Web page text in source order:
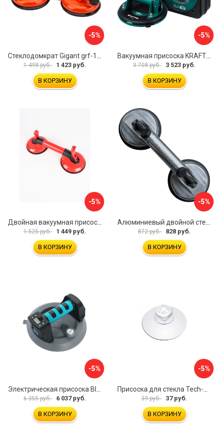
-5%
1 498 руб. 1 423 руб.
В КОРЗИНУ
-5%
3 708 руб. 3 523 руб.
В КОРЗИНУ
-5%
Двойная вакуумная присоска ARMA P620
1 525 руб. 1 449 руб.
В КОРЗИНУ
-5%
Алюминиевый двойной стеклодомкрат УправДом 4100002750
872 руб. 828 руб.
В КОРЗИНУ
-5%
6 355 руб. 6 037 руб.
В КОРЗИНУ
-5%
39 руб. 37 руб.
В КОРЗИНУ